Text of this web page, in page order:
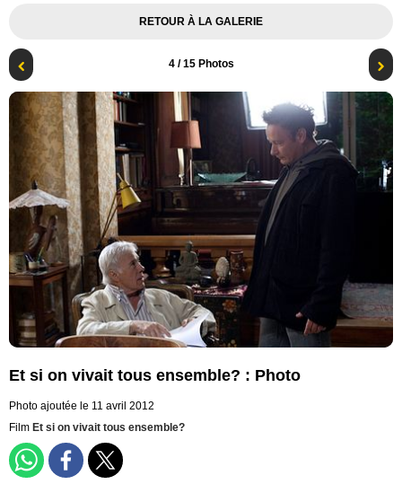
RETOUR À LA GALERIE
4/ 15 Photos
Et si on vivait tous ensemble? : Photo
Photo ajoutée le 11 avril 2012
Film Et si on vivait tous ensemble?